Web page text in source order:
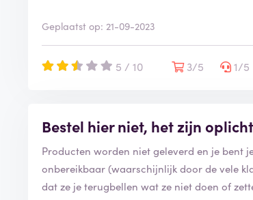
Geplaatst op: 21-09-2023
5 / 10 3/5 1/5
Bestel hier niet, het zijn
Producten worden niet geleverd en je bent
onbereikbaar (waarschijnlijk door de vele
dat ze je terugbellen wat ze niet doen of